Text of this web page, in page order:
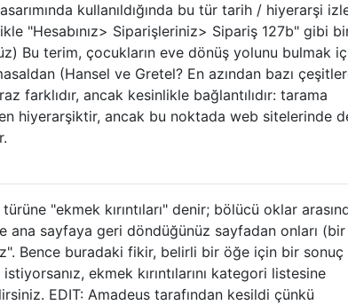
kullanıldığında bu tür tarih / hiyerarşi
"Hesabınız> Siparişleriniz> Sipariş 127b" gibi
Bu terim, çocukların eve dönüş yolunu bulmak
(Hansel ve Gretel? En azından bazı
farklıdır, ancak kesinlikle bağlantılıdır: tarama
hiyerarşiktir, ancak bu noktada web sitelerinde
"ekmek kırıntıları" denir; bölücü oklar
ana sayfaya geri döndüğünüz sayfadan onları
Bence buradaki fikir, belirli bir öğe için bir sonuç
ekmek kırıntılarını kategori listesine
EDIT: Amadeus tarafından kesildi çünkü